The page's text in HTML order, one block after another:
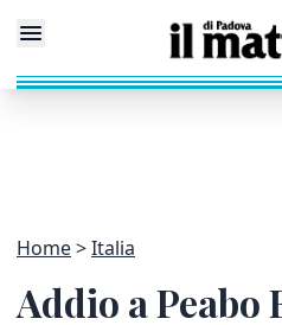
Home Italia
Addio a Peabo